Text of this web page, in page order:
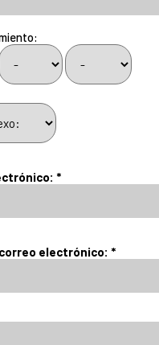
*
electrónico: *